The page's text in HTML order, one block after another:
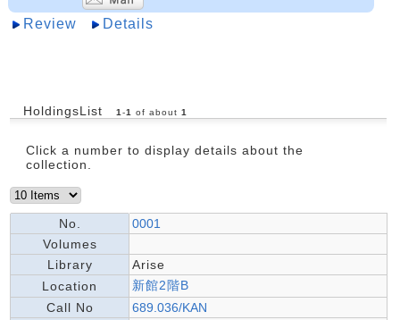
Review Details
HoldingsList 1-1 of about 1
Click a number to display details about the
collection.
No.
0001
Volumes
Library
Arise
Location
新館2階B
Call No
689.036/KAN